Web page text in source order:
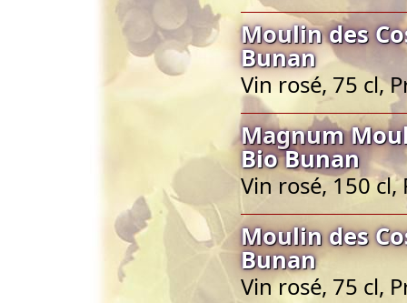
Moulin des
Bunan
Vin rosé, 75 cl,
Magnum
Bio Bunan
Vin rosé, 150 cl,
Moulin des
Bunan
Vin rosé, 75 cl,